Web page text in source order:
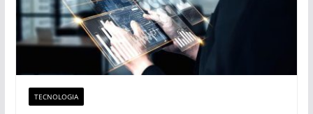
TECNOLOGIA